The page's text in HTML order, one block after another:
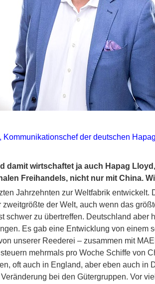
Kommunikationschef der deutschen
damit wirtschaftet ja auch Hapag
Freihandels, nicht nur mit China.
Jahrzehnten zur Weltfabrik entwickelt.
zweitgrößte der Welt, auch wenn das
schwer zu übertreffen. Deutschland aber
Es gab eine Entwicklung von einem
unserer Reederei – zusammen mit
mehrmals pro Woche Schiffe von
oft auch in England, aber eben auch in
bei den Gütergruppen. Vor